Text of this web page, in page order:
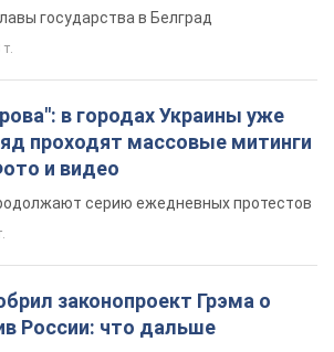
государства в Белград
в городах Украины уже
проходят массовые митинги
и видео
серию ежедневных протестов
законопроект Грэма о
России: что дальше